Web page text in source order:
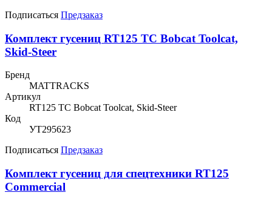
Подписаться Предзаказ
Комплект гусениц RT125 TC Bobcat Toolcat,
Skid-Steer
Бренд
MATTRACKS
Артикул
RT125 TC Bobcat Toolcat, Skid-Steer
Код
УТ295623
Подписаться Предзаказ
Комплект гусениц для спецтехники RT125
Commercial